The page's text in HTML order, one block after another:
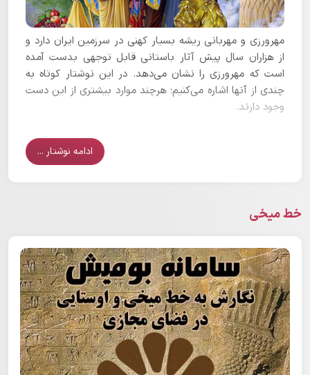
مهرورزی و مهربانی ریشه بسیار کهنی در سرزمین ایران دارد و
از هزاران سال پیش آثار باستانی قابل توجهی بدست آمده
است که مهرورزی را نشان می‌دهد. در این نوشتار کوتاه به
چندی از آنها اشاره می‌کنیم؛ هرچند موارد بیشتری از این دست
وجود دارند.
ادامه نوشتار ...
خط میخی